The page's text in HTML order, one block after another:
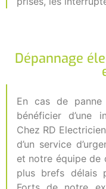
Dépannage
En cas de
bénéficier d’une
Chez RD
d’un service
et notre équipe de
plus brefs délais